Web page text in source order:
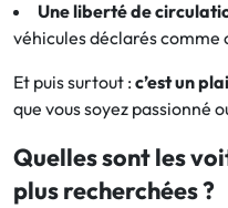
Une liberté de
véhicules déclarés comme
Et puis surtout : c’est un
que vous soyez passionné
Quelles sont les
plus recherchées ?